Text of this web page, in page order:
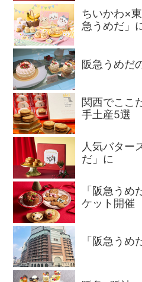
ちいかわ×
急うめだ」
阪急うめだ
関西でここ
手土産5選
人気バター
だ」に
「阪急うめ
ケット開催
「阪急うめ